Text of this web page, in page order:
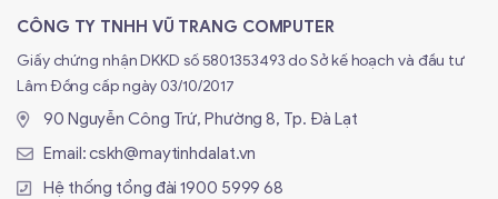
CÔNG TY TNHH VŨ TRANG COMPUTER
Giấy chứng nhận DKKD số 5801353493 do Sở kế hoạch và đầu tư
Lâm Đồng cấp ngày 03/10/2017
90 Nguyễn Công Trứ, Phường 8, Tp. Đà Lạt
Email:cskh@maytinhdalat.vn
Hệ thống tổng đài1900 5999 68